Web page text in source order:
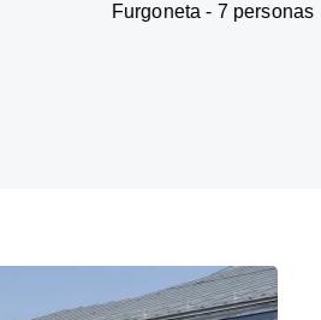
Furgoneta - 7 personas